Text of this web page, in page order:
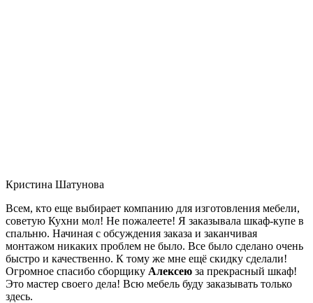
Кристина Шатунова
Всем, кто еще выбирает компанию для изготовления мебели,
советую Кухни мол! Не пожалеете! Я заказывала шкаф-купе в
спальню. Начиная с обсуждения заказа и заканчивая
монтажом никаких проблем не было. Все было сделано очень
быстро и качественно. К тому же мне ещё скидку сделали!
Огромное спасибо сборщику Алексею за прекрасный шкаф!
Это мастер своего дела! Всю мебель буду заказывать только
здесь.